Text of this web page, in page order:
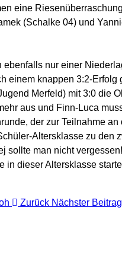
eine
(Schalke 04) und
nur einer
einem knappen 3:2-Erfolg
Merfeld) mit 3:0 die
aus und Finn-Luca
der zur Teilnahme
Altersklasse zu den
man nicht
dieser Altersklasse
Zurück Nächster